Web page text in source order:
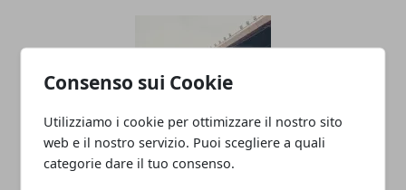
Consenso sui Cookie
Utilizziamo i cookie per ottimizzare il nostro sito
web e il nostro servizio. Puoi scegliere a quali
categorie dare il tuo consenso.
Le imprese più grandi nel calcio